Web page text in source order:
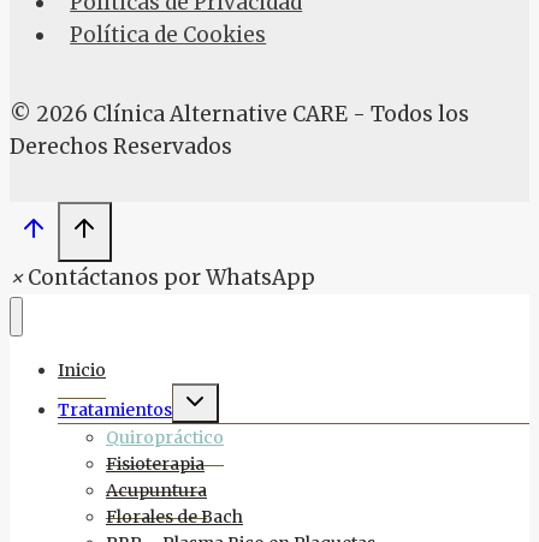
Política de Cookies
© 2026 Clínica Alternative CARE - Todos los
Derechos Reservados
× Contáctanos por WhatsApp
Inicio
Tratamientos
Alternar
hijo
Quiropráctico
Fisioterapia
Acupuntura
Florales de Bach